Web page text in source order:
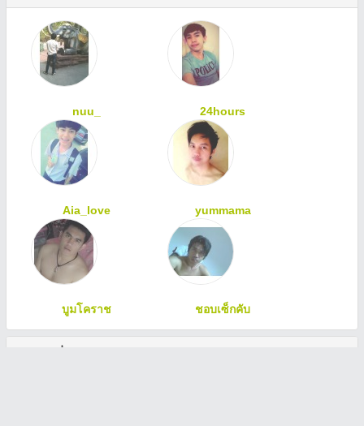
nuu_ 24hours
Aia_love yummama
บูมโคราช ชอบเซ็กคับ